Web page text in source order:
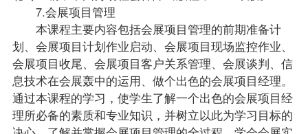
7.会展项目管理
本课程主要内容包括会展项目管理的前期准备计
划、会展项目计划作业启动、会展项目现场监控作业、
会展项目收尾、会展项目客户关系管理、会展谈判、信
息技术在会展轰中的运用、做个出色的会展项目经理。
通过本课程的学习，使学生了解一个出色的会展项目经
理所必备的素质和专业知识，并树立以此为学习目标的